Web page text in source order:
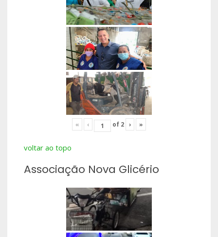
« ‹ of 2 › »
voltar ao topo
Associação Nova Glicério